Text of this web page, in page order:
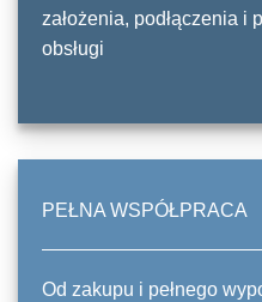
założenia, podłączenia i
obsługi
PEŁNA WSPÓŁPRACA
Od zakupu i pełnego